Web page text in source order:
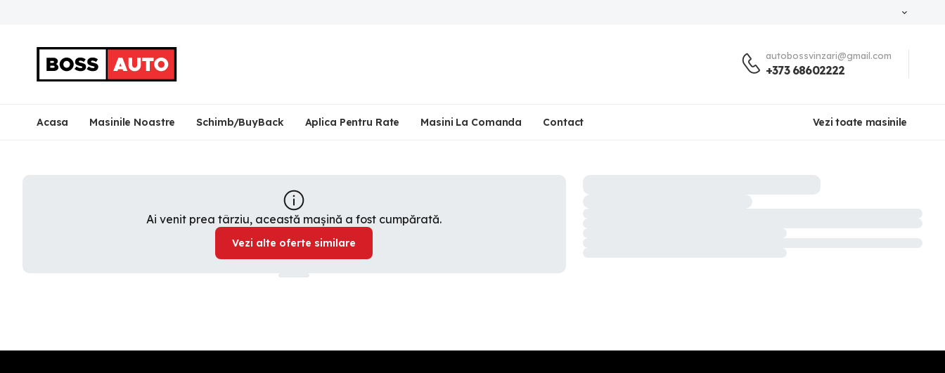
autobossvinzari@gmail.com
+373 68602222
Acasa Masinile Noastre Schimb/BuyBack Aplica Pentru Rate Masini La Comanda Contact Vezi toate masinile
Ai venit prea târziu, această mașină a fost cumpărată.
Vezi alte oferte similare